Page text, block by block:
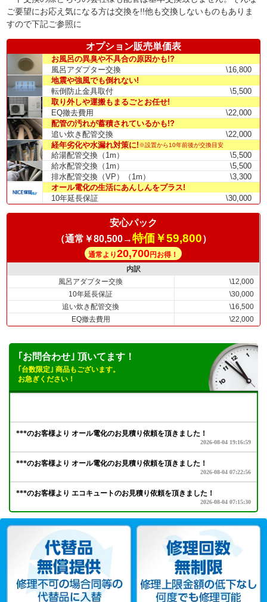
ご要望にお応え気になる方は交換を!!他も交換しないものもありま
すので下記ご参照に
オプション販売単価表
お風呂の異臭や不具合の原因かも!?
風呂アダプター交換
\16,800
地震や強風でも倒れない!
転倒防止金具取付
\5,500
取り外しや運搬もまるごとお任せ!
EQ撤去費用
\22,000
配管の汚れが蓄積されているかも!?
追い炊き配管交換
\22,000
経年劣化や水漏れ対策に!※設置から10年前後が交換目安
給湯配管交換（1m）
\5,500
給水配管交換（1m）
\5,500
排水配管交換（VP）（1m）
\3,300
オール電化の生活にあんしんをプラス!
10年延長保証
\30,000
安心パック
（通常￥80,500→特価￥59,800）
通常より20,700円お得！
内訳
風呂アダプター交換
\12,000
10年延長保証
\30,000
追い炊き配管交換
\16,500
EQ撤去費用
\22,000
｢お問合わせ｣ 頂いてます！
｢台数限定｣ 商品もございます。
お急ぎください！